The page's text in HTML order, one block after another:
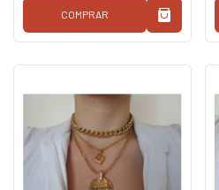
COMPRAR